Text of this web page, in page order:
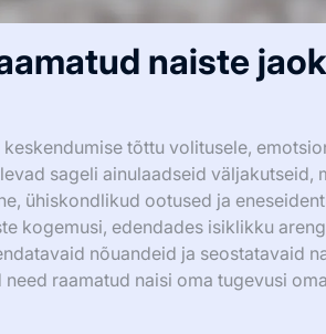
naiste
tõttu volitusele,
sageli ainulaadseid väljakutseid,
ühiskondlikud ootused ja
kogemusi, edendades isiklikku
nõuandeid ja seostatavaid
raamatud naisi oma tugevusi